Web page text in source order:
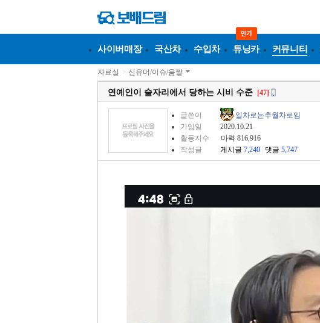
사이버매장 국산차 수입차 튜닝카 커뮤니티
자료실 > 신유머/이슈/움짤
연예인이 술자리에서 당하는 시비 수준 [47]
글쓴이
일차로는추월차로임
가입일
2020.10.21
활동지수
마력 816,916
작성글
게시글 7,240 댓글 5,747